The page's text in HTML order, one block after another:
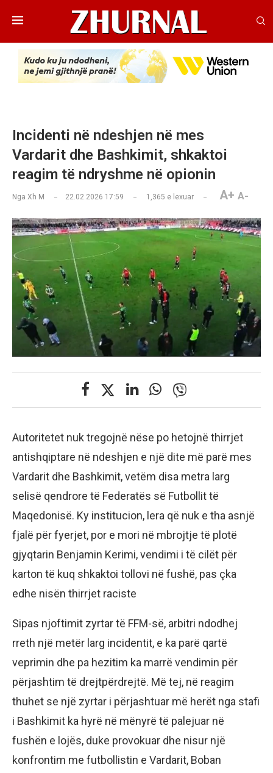
Incidenti në ndeshjen në mes
Vardarit dhe Bashkimit, shkaktoi
reagim të ndryshme në opionin
Nga Xh M 22.02.2026 17:59 1,365 e lexuar A+ A-
Autoritetet nuk tregojnë nëse po hetojnë thirrjet
antishqiptare në ndeshjen e një dite më parë mes
Vardarit dhe Bashkimit, vetëm disa metra larg
selisë qendrore të Federatës së Futbollit të
Maqedonisë. Ky institucion, lera që nuk e tha asnjë
fjalë për fyerjet, por e mori në mbrojtje të plotë
gjyqtarin Benjamin Kerimi, vendimi i të cilët për
karton të kuq shkaktoi tollovi në fushë, pas çka
edhe nisën thirrjet raciste
Sipas njoftimit zyrtar të FFM-së, arbitri ndodhej
rreth një metër larg incidentit, e ka parë qartë
veprimin dhe pa hezitim ka marrë vendimin për
përjashtim të drejtpërdrejtë. Më tej, në reagim
thuhet se një zyrtar i përjashtuar më herët nga stafi
i Bashkimit ka hyrë në mënyrë të palejuar në
fushën e lojës, duke provokuar dhe nisur një
konfrontim me futbollistin e Vardarit, Boban